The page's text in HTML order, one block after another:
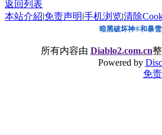
返回列表
本站介紹|免责声明|手机浏览|清除
暗黑破坏神®和暴
所有内容由 Diablo2.com.cn
Powered by
免